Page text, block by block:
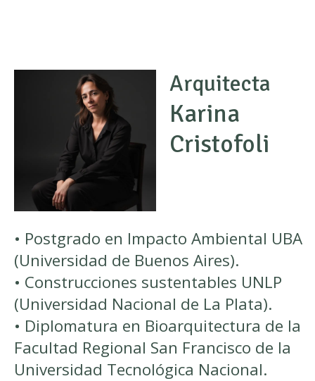
Arquitecta
Karina
Cristofoli
• Postgrado en Impacto Ambiental UBA
(Universidad de Buenos Aires).
• Construcciones sustentables UNLP
(Universidad Nacional de La Plata).
• Diplomatura en Bioarquitectura de la
Facultad Regional San Francisco de la
Universidad Tecnológica Nacional.